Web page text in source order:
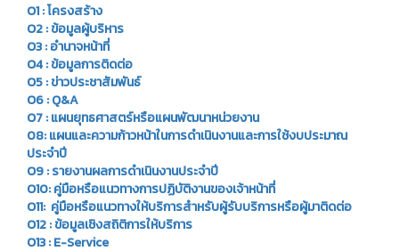
O1 : โครงสร้าง
O2 : ข้อมูลผู้บริหาร
O3 : อำนาจหน้าที่
O4 : ข้อมูลการติดต่อ
O5 : ข่าวประชาสัมพันธ์
O6 : Q&A
O7 : แผนยุทธศาสตร์หรือแผนพัฒนาหน่วยงาน
08: แผนและความก้าวหน้าในการดำเนินงานและการใช้งบประมาณ
ประจำปี
O9 : รายงานผลการดำเนินงานประจำปี
O10: คู่มือหรือแนวทางการปฏิบัติงานของเจ้าหน้าที่
O11: คู่มือหรือแนวทางให้บริการสำหรับผู้รับบริการหรือผู้มาติดต่อ
O12 : ข้อมูลเชิงสถิติการให้บริการ
O13 : E-Service